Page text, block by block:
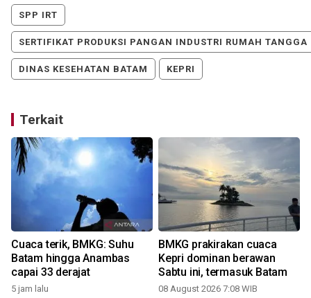
SPP IRT
SERTIFIKAT PRODUKSI PANGAN INDUSTRI RUMAH TANGGA
DINAS KESEHATAN BATAM KEPRI
Terkait
Cuaca terik, BMKG: Suhu
Batam hingga Anambas
capai 33 derajat
5 jam lalu
BMKG prakirakan cuaca
Kepri dominan berawan
Sabtu ini, termasuk Batam
08 August 2026 7:08 WIB